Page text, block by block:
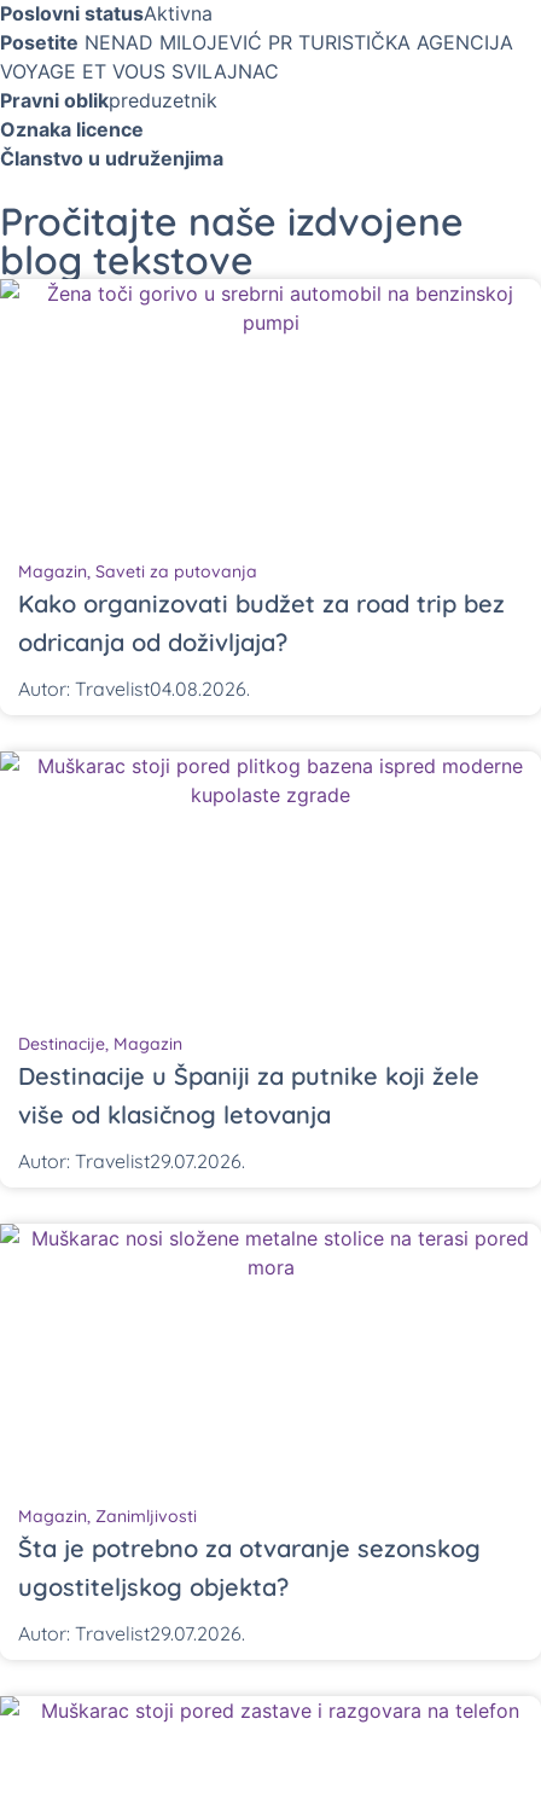
Poslovni statusAktivna
Posetite NENAD MILOJEVIĆ PR TURISTIČKA AGENCIJA
VOYAGE ET VOUS SVILAJNAC
Pravni oblikpreduzetnik
Oznaka licence
Članstvo u udruženjima
Pročitajte naše izdvojene
blog tekstove
Magazin, Saveti za putovanja
Kako organizovati budžet za road trip bez
odricanja od doživljaja?
Autor: Travelist04.08.2026.
Destinacije, Magazin
Destinacije u Španiji za putnike koji žele
više od klasičnog letovanja
Autor: Travelist29.07.2026.
Magazin, Zanimljivosti
Šta je potrebno za otvaranje sezonskog
ugostiteljskog objekta?
Autor: Travelist29.07.2026.